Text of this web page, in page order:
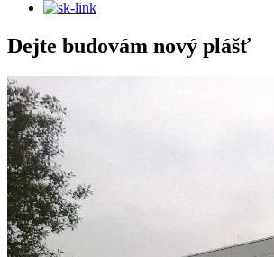
Dejte budovám nový plášť